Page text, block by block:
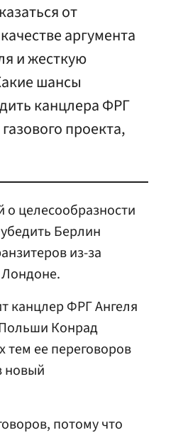
от
аргумента
и жесткую
шансы
канцлера ФРГ
проекта,
целесообразности
Берлин
из-за
канцлер ФРГ Ангеля
Конрад
ее переговоров
новый
потому что